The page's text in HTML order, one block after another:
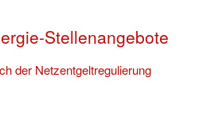
Stellenangebote
der Netzentgeltregulierung